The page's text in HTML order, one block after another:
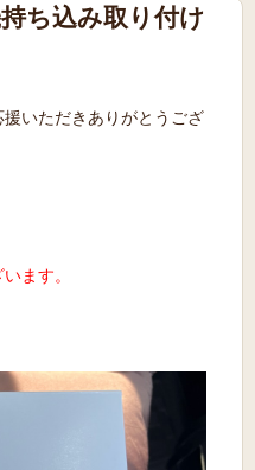
ち込み取り付け
いただきありがとうござ
ます。